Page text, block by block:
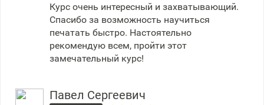
Курс очень интересный и захватывающий.
Спасибо за возможность научиться
печатать быстро. Настоятельно
рекомендую всем, пройти этот
замечательный курс!
Павел Сергеевич